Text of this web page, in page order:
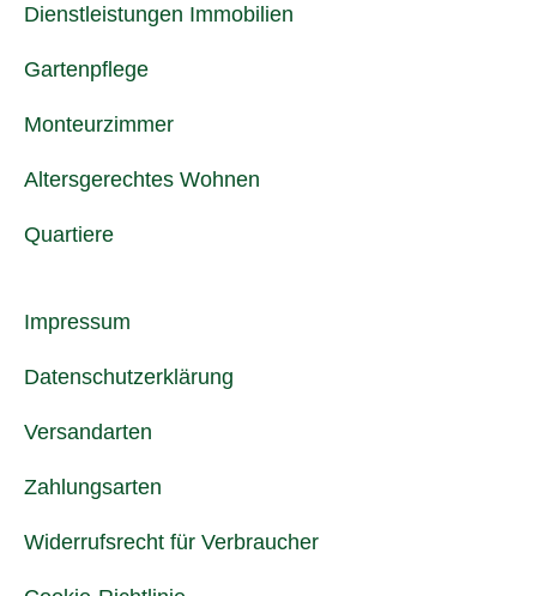
Dienstleistungen Immobilien
Gartenpflege
Monteurzimmer
Altersgerechtes Wohnen
Quartiere
Impressum
Datenschutzerklärung
Versandarten
Zahlungsarten
Widerrufsrecht für Verbraucher